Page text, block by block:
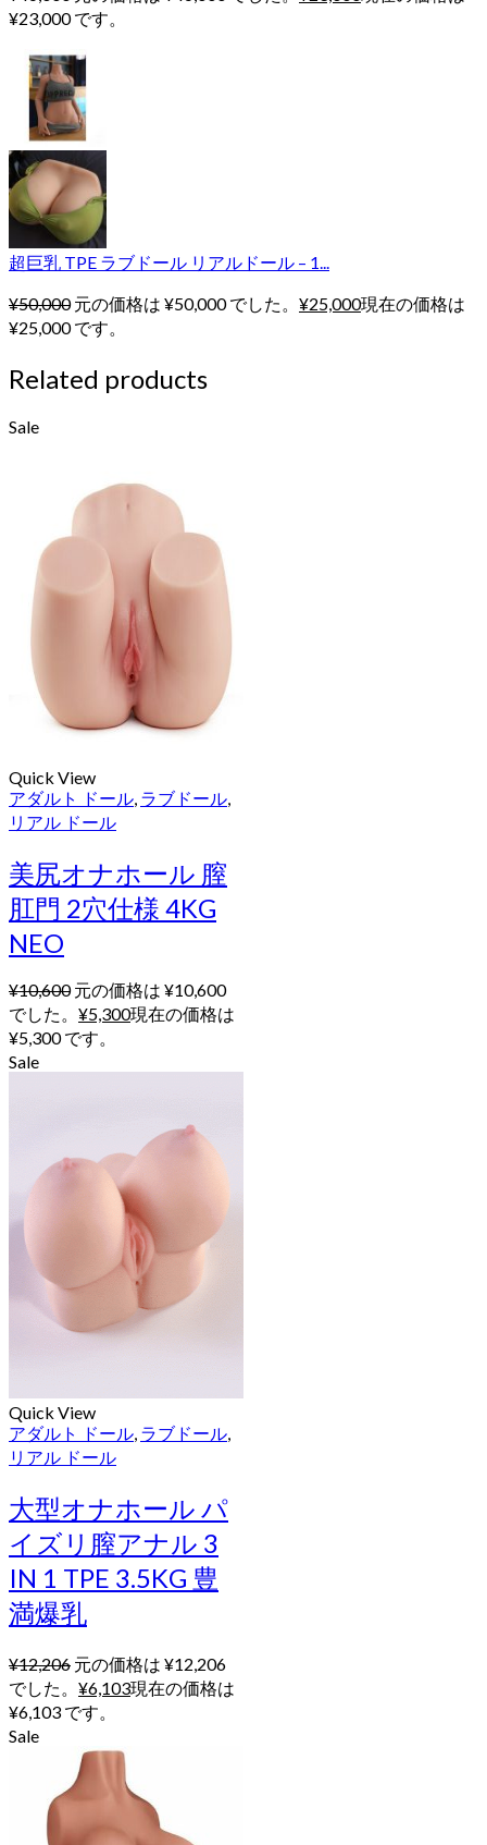
¥23,000 です。
超巨乳 TPE ラブドール リアルドール – 1...
¥50,000 元の価格は ¥50,000 でした。 ¥25,000現在の価格は
¥25,000 です。
Related products
Sale
Quick View
アダルト ドール ラブドール
リアル ドール
美尻オナホール 膣
肛門 2穴仕様 4KG
NEO
¥10,600 元の価格は ¥10,600
でした。 ¥5,300現在の価格は
¥5,300 です。
Sale
Quick View
アダルト ドール, ラブドール,
リアル ドール
大型オナホール パ
イズリ膣アナル 3
IN 1 TPE 3.5KG 豊
満爆乳
¥12,206 元の価格は ¥12,206
でした。 ¥6,103現在の価格は
¥6,103 です。
Sale